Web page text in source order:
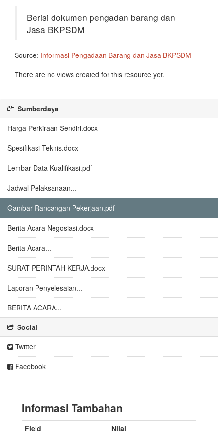
Berisi dokumen pengadan barang dan
Jasa BKPSDM
Source: Informasi Pengadaan Barang dan Jasa BKPSDM
There are no views created for this resource yet.
Sumberdaya
Harga Perkiraan Sendiri.docx
Spesifikasi Teknis.docx
Lembar Data Kualifikasi.pdf
Jadwal Pelaksanaan...
Gambar Rancangan Pekerjaan.pdf
Berita Acara Negosiasi.docx
Berita Acara...
SURAT PERINTAH KERJA.docx
Laporan Penyelesaian...
BERITA ACARA...
Social
Twitter
Facebook
Informasi Tambahan
Field Nilai